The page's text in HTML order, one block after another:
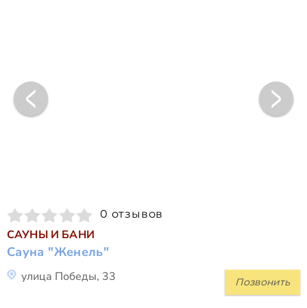
0 отзывов
САУНЫ И БАНИ
Сауна "Женель"
Позвонить
улица Победы, 33